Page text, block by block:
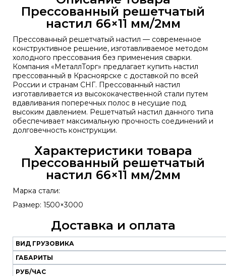
Прессованный решетчатый
настил 66×11 мм/2мм
Прессованный решетчатый настил — современное
конструктивное решение, изготавливаемое методом
холодного прессования без применения сварки.
Компания «МеталлТорг» предлагает купить настил
прессованный в Красноярске с доставкой по всей
России и странам СНГ. Прессованный настил
изготавливается из высококачественной стали путем
вдавливания поперечных полос в несущие под
высоким давлением. Решетчатый настил данного типа
обеспечивает максимальную прочность соединений и
долговечность конструкции.
Характеристики товара
Прессованный решетчатый
настил 66×11 мм/2мм
Марка стали:
Размер: 1500×3000
Доставка и оплата
Наш
транспорт
ВИД ГРУЗОВИКА
ГАБАРИТЫ
РУБ/ЧАС